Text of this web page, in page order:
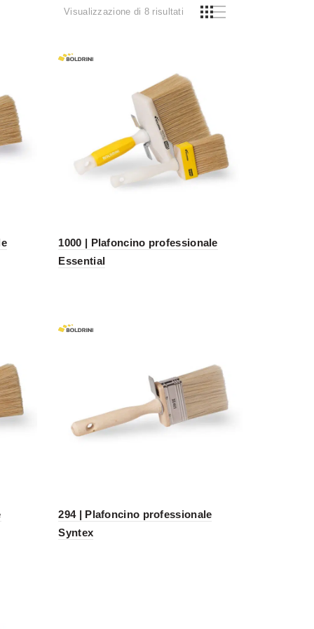
Visualizzazione di 8 risultati
1000 | Plafoncino professionale
Essential
294 | Plafoncino professionale
Syntex